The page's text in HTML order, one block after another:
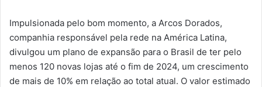
Impulsionada pelo bom momento, a Arcos Dorados,
companhia responsável pela rede na América Latina,
divulgou um plano de expansão para o Brasil de ter pelo
menos 120 novas lojas até o fim de 2024, um crescimento
de mais de 10% em relação ao total atual. O valor estimado